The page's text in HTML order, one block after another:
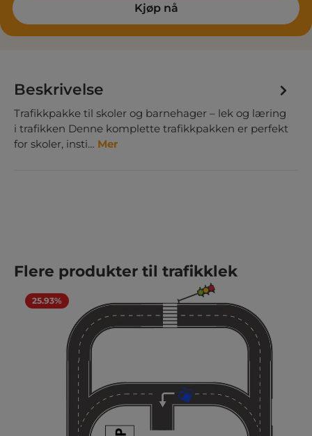
Kjøp nå
Beskrivelse
Trafikkpakke til skoler og barnehager – lek og læring
i trafikken Denne komplette trafikkpakken er perfekt
for skoler, insti… Mer
Hopp over produktgalleri
Flere produkter til trafikklek
25.93%